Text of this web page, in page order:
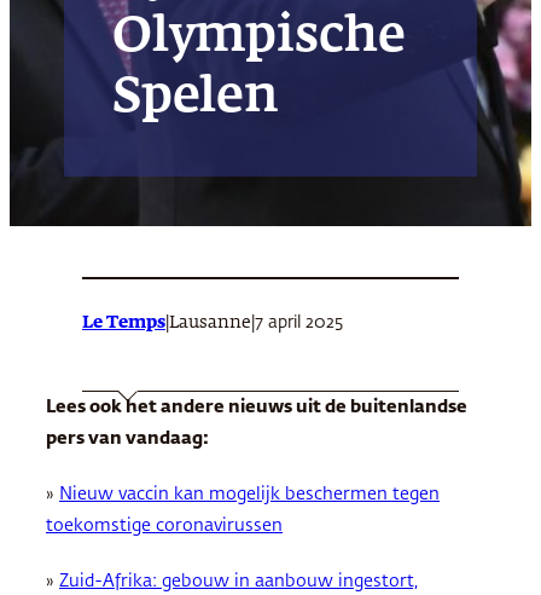
Olympische
Spelen
Le Temps Lausanne 7 april 2025
Lees ook het andere nieuws uit de buitenlandse
pers van vandaag:
» Nieuw vaccin kan mogelijk beschermen tegen
toekomstige coronavirussen
» Zuid-Afrika: gebouw in aanbouw ingestort,